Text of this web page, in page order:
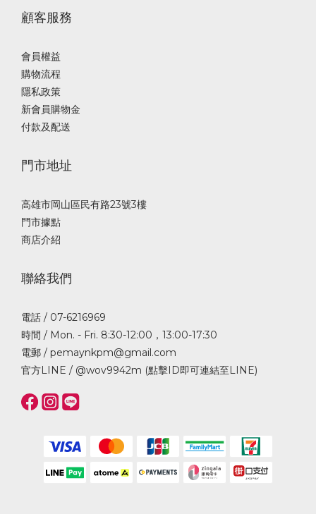
顧客服務
會員權益
購物流程
隱私政策
新會員購物金
付款及配送
門市地址
高雄市岡山區民有路23號3樓
門市據點
商店介紹
聯絡我們
電話 / 07-6216969
時間 / Mon. - Fri. 8:30-12:00，13:00-17:30
電郵 / pemaynkpm@gmail.com
官方LINE / @wov9942m (點擊ID即可連結至LINE)